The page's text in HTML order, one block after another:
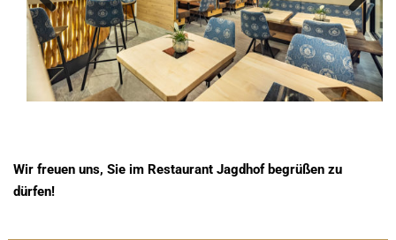
Previous Next
Wir freuen uns, Sie im Restaurant Jagdhof begrüßen zu
dürfen!